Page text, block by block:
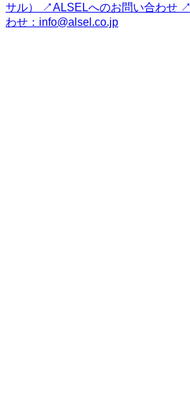
サル） ↗ALSELへのお問い合わせ ↗
わせ：info@alsel.co.jp